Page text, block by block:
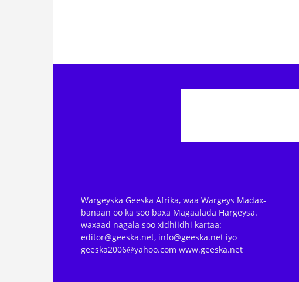
Wargeyska Geeska Afrika, waa Wargeys Madax-
banaan oo ka soo baxa Magaalada Hargeysa.
waxaad nagala soo xidhiidhi kartaa:
editor@geeska.net, info@geeska.net iyo
geeska2006@yahoo.com www.geeska.net